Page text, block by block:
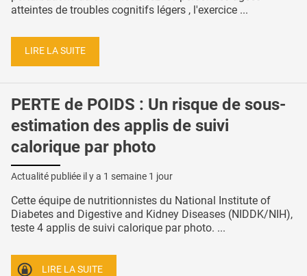
atteintes de troubles cognitifs légers , l'exercice ...
LIRE LA SUITE
PERTE de POIDS : Un risque de sous-
estimation des applis de suivi
calorique par photo
Actualité publiée il y a 1 semaine 1 jour
Cette équipe de nutritionnistes du National Institute of
Diabetes and Digestive and Kidney Diseases (NIDDK/NIH),
teste 4 applis de suivi calorique par photo. ...
LIRE LA SUITE